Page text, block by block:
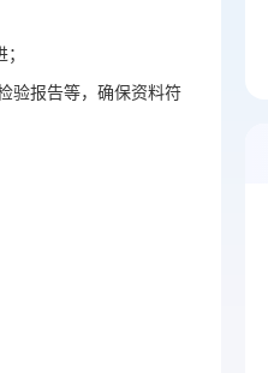
验报告等，确保资料符